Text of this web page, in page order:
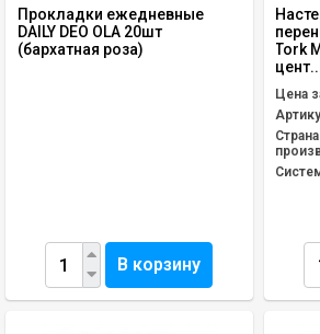
Прокладки ежедневные
DAILY DEO OLA 20шт
(бархатная роза)
В корзину
Tork
Цена